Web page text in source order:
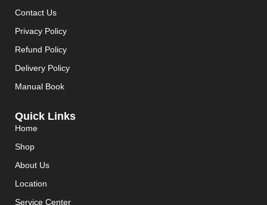
Contact Us
Privacy Policy
Refund Policy
Delivery Policy
Manual Book
Quick Links
Home
Shop
About Us
Location
Service Center